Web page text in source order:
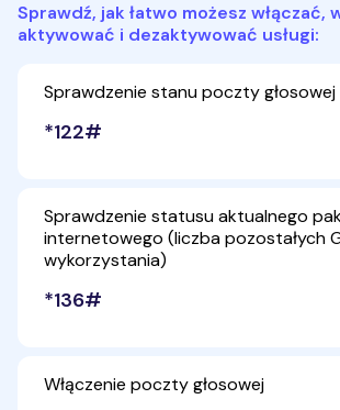
Sprawdź, jak łatwo możesz włączać,
aktywować i dezaktywować usługi:
Sprawdzenie stanu poczty głosowej
*122#
Sprawdzenie statusu aktualnego
internetowego (liczba pozostałych
wykorzystania)
*136#
Włączenie poczty głosowej